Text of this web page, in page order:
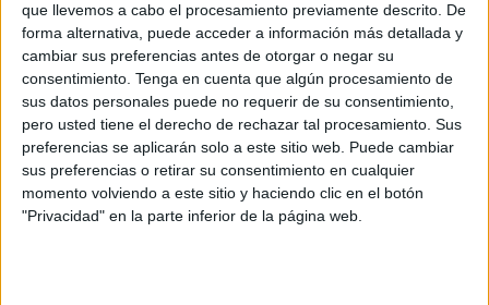
que llevemos a cabo el procesamiento previamente descrito. De
forma alternativa, puede acceder a información más detallada y
cambiar sus preferencias antes de otorgar o negar su
consentimiento. Tenga en cuenta que algún procesamiento de
sus datos personales puede no requerir de su consentimiento,
pero usted tiene el derecho de rechazar tal procesamiento. Sus
preferencias se aplicarán solo a este sitio web. Puede cambiar
sus preferencias o retirar su consentimiento en cualquier
momento volviendo a este sitio y haciendo clic en el botón
"Privacidad" en la parte inferior de la página web.
ENVIAR